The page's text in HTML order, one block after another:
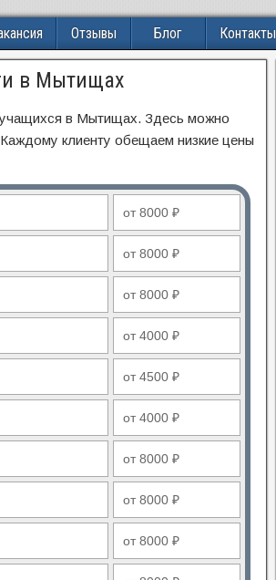
Отзывы Блог Контакты
в Мытищах
учащихся в Мытищах. Здесь можно
клиенту обещаем низкие цены
от 8000 ₽
от 8000 ₽
от 8000 ₽
от 4000 ₽
от 4500 ₽
от 4000 ₽
от 8000 ₽
от 8000 ₽
от 8000 ₽